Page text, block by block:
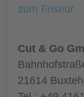
zum Friseur
Cut & Go
21614